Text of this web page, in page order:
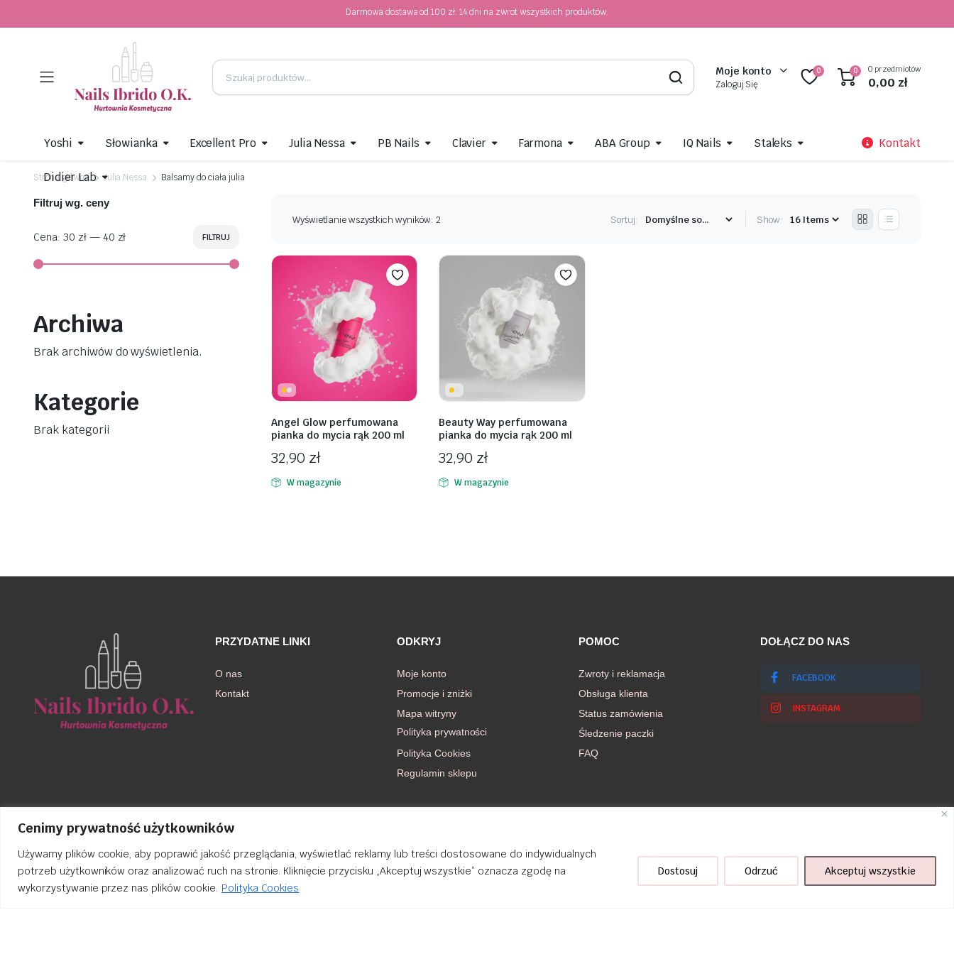
Cenimy prywatność użytkowników
Używamy plików cookie, aby poprawić jakość przeglądania, wyświetlać reklamy lub treści dostosowane do indywidualnych
potrzeb użytkowników oraz analizować ruch na stronie. Kliknięcie przycisku „Akceptuj wszystkie” oznacza zgodę na
wykorzystywanie przez nas plików cookie. Polityka Cookies
Dostosuj Odrzuć Akceptuj wszystkie
Darmowa dostawa od 100 zł. 14 dni na zwrot wszystkich produktów.
Moje konto
Zaloguj Się
0 0 0 przedmiotów
0,00 zł
Yoshi Słowianka Excellent Pro Julia Nessa PB Nails Clavier Farmona ABA Group IQ Nails Staleks
Didier Lab
Kontakt
Strona główna Julia Nessa Balsamy do ciała julia
Wyświetlanie wszystkich wyników: 2 Sortuj: Show:
Angel Glow perfumowana
pianka do mycia rąk 200 ml
32,90 zł
W magazynie
Beauty Way perfumowana
pianka do mycia rąk 200 ml
32,90 zł
W magazynie
Filtruj wg. ceny
FILTRUJ
Cena: 30 zł— 40 zł
Archiwa
Brak archiwów do wyświetlenia.
Kategorie
Brak kategorii
PRZYDATNE LINKI
O nas
Kontakt
ODKRYJ
Moje konto
Promocje i zniżki
Mapa witryny
Polityka prywatności
Polityka Cookies
Regulamin sklepu
POMOC
Zwroty i reklamacja
Obsługa klienta
Status zamówienia
Śledzenie paczki
FAQ
DOŁĄCZ DO NAS
FACEBOOK
INSTAGRAM